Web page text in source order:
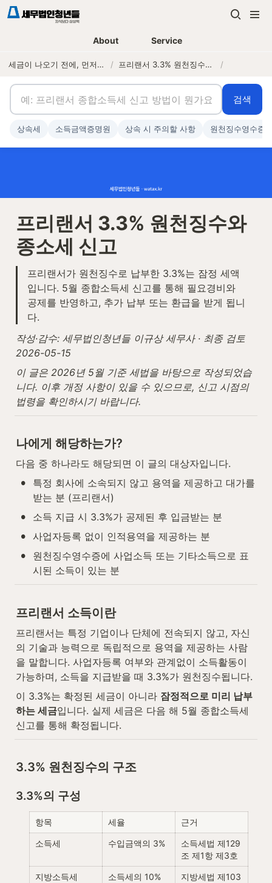
About Service
세금이 나오기 전에, 먼저 연락하는 세무법인 / 프리랜서 3.3% 원천징수와 종소세 신고 /
프리랜서 3.3% 원천징수와
종소세 신고
프리랜서가 원천징수로 납부한 3.3%는 잠정 세액
입니다. 5월 종합소득세 신고를 통해 필요경비와
공제를 반영하고, 추가 납부 또는 환급을 받게 됩니
다.
작성·감수: 세무법인청년들 이규상 세무사 · 최종 검토
2026-05-15
이 글은 2026년 5월 기준 세법을 바탕으로 작성되었습
니다. 이후 개정 사항이 있을 수 있으므로, 신고 시점의
법령을 확인하시기 바랍니다.
나에게 해당하는가?
다음 중 하나라도 해당되면 이 글의 대상자입니다.
•
특정 회사에 소속되지 않고 용역을 제공하고 대가를
받는 분 (프리랜서)
• 소득 지급 시 3.3%가 공제된 후 입금받는 분
• 사업자등록 없이 인적용역을 제공하는 분
•
원천징수영수증에 사업소득 또는 기타소득으로 표
시된 소득이 있는 분
프리랜서 소득이란
프리랜서는 특정 기업이나 단체에 전속되지 않고, 자신
의 기술과 능력으로 독립적으로 용역을 제공하는 사람
을 말합니다. 사업자등록 여부와 관계없이 소득활동이
가능하며, 소득을 지급받을 때 3.3%가 원천징수됩니다.
이 3.3%는 확정된 세금이 아니라 잠정적으로 미리 납부
하는 세금입니다. 실제 세금은 다음 해 5월 종합소득세
신고를 통해 확정됩니다.
3.3% 원천징수의 구조
3.3%의 구성
항목 세율 근거
소득세 수입금액의 3%
소득세법 제129
조 제1항 제3호
지방소득세
소득세의 10%
지방세법 제103
검색
상속세 소득금액증명원 상속 시 주의할 사항 원천징수영수증